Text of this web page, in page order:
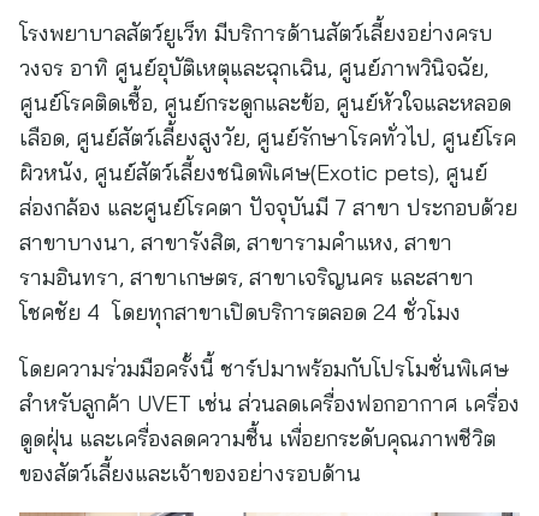
โรงพยาบาลสัตว์ยูเว็ท มีบริการด้านสัตว์เลี้ยงอย่างครบ
วงจร อาทิ ศูนย์อุบัติเหตุและฉุกเฉิน, ศูนย์ภาพวินิจฉัย,
ศูนย์โรคติดเชื้อ, ศูนย์กระดูกและข้อ, ศูนย์หัวใจและหลอด
เลือด, ศูนย์สัตว์เลี้ยงสูงวัย, ศูนย์รักษาโรคทั่วไป, ศูนย์โรค
ผิวหนัง, ศูนย์สัตว์เลี้ยงชนิดพิเศษ(Exotic pets), ศูนย์
ส่องกล้อง และศูนย์โรคตา ปัจจุบันมี 7 สาขา ประกอบด้วย
สาขาบางนา, สาขารังสิต, สาขารามคำแหง, สาขา
รามอินทรา, สาขาเกษตร, สาขาเจริญนคร และสาขา
โชคชัย 4 โดยทุกสาขาเปิดบริการตลอด 24 ชั่วโมง
โดยความร่วมมือครั้งนี้ ชาร์ปมาพร้อมกับโปรโมชั่นพิเศษ
สำหรับลูกค้า UVET เช่น ส่วนลดเครื่องฟอกอากาศ เครื่อง
ดูดฝุ่น และเครื่องลดความชื้น เพื่อยกระดับคุณภาพชีวิต
ของสัตว์เลี้ยงและเจ้าของอย่างรอบด้าน